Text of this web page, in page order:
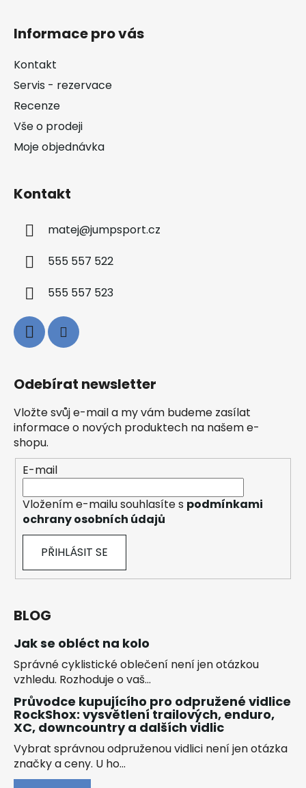
Informace pro vás
Kontakt
Servis - rezervace
Recenze
Vše o prodeji
Moje objednávka
Kontakt
matej@jumpsport.cz
555 557 522
555 557 523
Odebírat newsletter
Vložte svůj e-mail a my vám budeme zasílat
informace o nových produktech na našem e-
shopu.
E-mail
Vložením e-mailu souhlasíte s podmínkami
ochrany osobních údajů
PŘIHLÁSIT SE
BLOG
Jak se obléct na kolo
Správné cyklistické oblečení není jen otázkou
vzhledu. Rozhoduje o vaš...
Průvodce kupujícího pro odpružené vidlice
RockShox: vysvětlení trailových, enduro,
XC, downcountry a dalších vidlic
Vybrat správnou odpruženou vidlici není jen otázka
značky a ceny. U ho...